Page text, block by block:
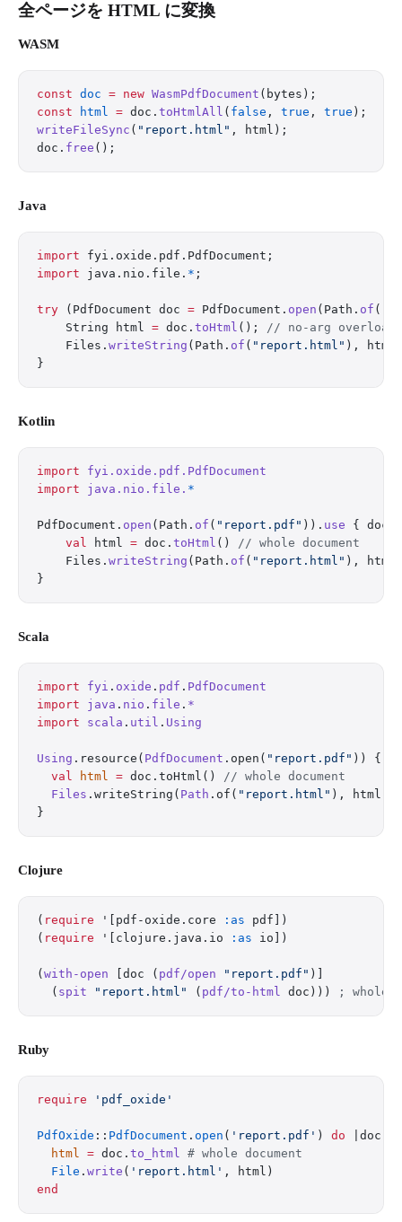
全ページを HTML に変換
WASM
const doc = new WasmPdfDocument (bytes);
const html = doc. toHtmlAll ( false , true , true );
writeFileSync ( "report.html" , html);
doc. free ();
Java
import fyi.oxide.pdf.PdfDocument;
import java.nio.file. * ;
try (PdfDocument doc = PdfDocument. open (Path. of (
    String html
= doc. toHtml (); // no-arg overload
    Files.
writeString (Path. of ( "report.html" ),
}
Kotlin
import fyi.oxide.pdf.PdfDocument
import java.nio.file. *
PdfDocument. open (Path. of ( "report.pdf" )). use { doc
    val
html = doc. toHtml () // whole document
    Files.
writeString (Path. of ( "report.html" ), html)
}
Scala
import fyi . oxide . pdf . PdfDocument
import java . nio . file . *
import scala . util . Using
Using .resource( PdfDocument .open( "report.pdf" )) {
  val
html = doc.toHtml() // whole document
  Files
.writeString( Path .of( "report.html" ), html)
}
Clojure
( require '[pdf-oxide.core :as pdf])
( require '[clojure.java.io :as io])
( with-open [doc ( pdf/open "report.pdf" )]
  (
spit "report.html" ( pdf/to-html doc))) ; whole
Ruby
require 'pdf_oxide'
PdfOxide :: PdfDocument . open ( 'report.pdf' ) do |doc|
  html
= doc. to_html # whole document
  File
. write ( 'report.html' , html)
end